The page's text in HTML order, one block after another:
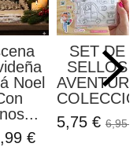
Noel
€
SET DE
SELLOS
5,75 € 6,95 €